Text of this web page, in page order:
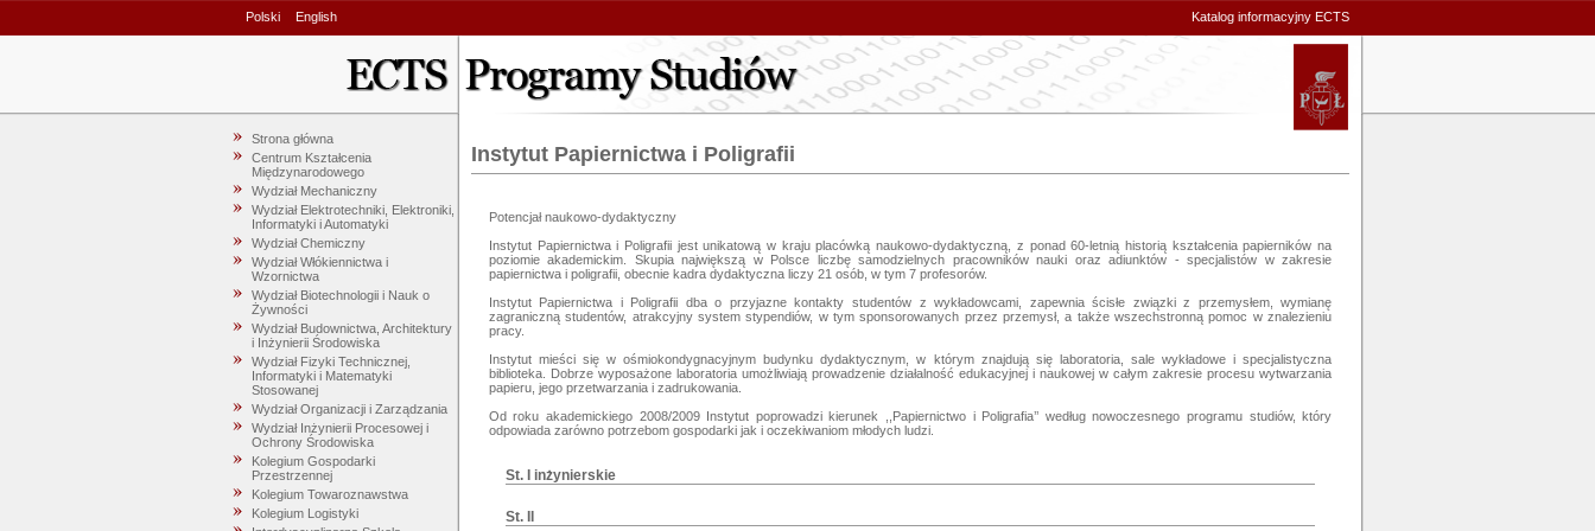
Polski English Katalog informacyjny ECTS
Strona główna
Centrum Kształcenia
Międzynarodowego
Wydział Mechaniczny
Wydział Elektrotechniki, Elektroniki,
Informatyki i Automatyki
Wydział Chemiczny
Wydział Włókiennictwa i
Wzornictwa
Wydział Biotechnologii i Nauk o
Żywności
Wydział Budownictwa, Architektury
i Inżynierii Środowiska
Wydział Fizyki Technicznej,
Informatyki i Matematyki
Stosowanej
Wydział Organizacji i Zarządzania
Wydział Inżynierii Procesowej i
Ochrony Środowiska
Kolegium Gospodarki
Przestrzennej
Kolegium Towaroznawstwa
Kolegium Logistyki
Instytut Papiernictwa i Poligrafii
Potencjał naukowo-dydaktyczny
Instytut Papiernictwa i Poligrafii jest unikatową w kraju placówką naukowo-dydaktyczną, z ponad 60-letnią historią kształcenia papierników na
poziomie akademickim. Skupia największą w Polsce liczbę samodzielnych pracowników nauki oraz adiunktów - specjalistów w zakresie
papiernictwa i poligrafii, obecnie kadra dydaktyczna liczy 21 osób, w tym 7 profesorów.
Instytut Papiernictwa i Poligrafii dba o przyjazne kontakty studentów z wykładowcami, zapewnia ścisłe związki z przemysłem, wymianę
zagraniczną studentów, atrakcyjny system stypendiów, w tym sponsorowanych przez przemysł, a także wszechstronną pomoc w znalezieniu
pracy.
Instytut mieści się w ośmiokondygnacyjnym budynku dydaktycznym, w którym znajdują się laboratoria, sale wykładowe i specjalistyczna
biblioteka. Dobrze wyposażone laboratoria umożliwiają prowadzenie działalność edukacyjnej i naukowej w całym zakresie procesu wytwarzania
papieru, jego przetwarzania i zadrukowania.
Od roku akademickiego 2008/2009 Instytut poprowadzi kierunek ,,Papiernictwo i Poligrafia’’ według nowoczesnego programu studiów, który
St. I inżynierskie
St. II